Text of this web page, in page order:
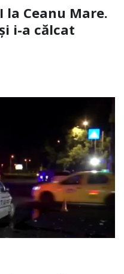
la Ceanu Mare.
i-a călcat